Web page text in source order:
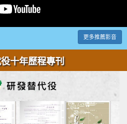
更多推薦影音
十年歷程專刊